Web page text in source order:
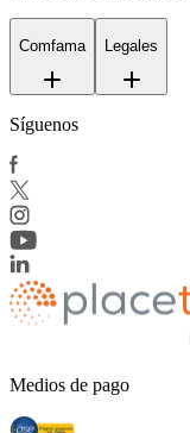
Comfama Legales
Síguenos
Medios de pago